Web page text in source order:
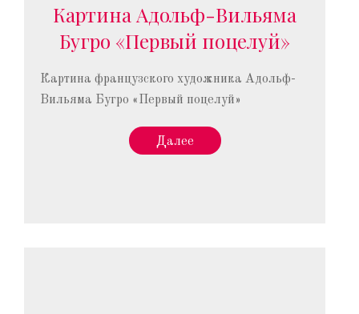
Картина Адольф-Вильяма
Бугро «Первый поцелуй»
Картина французского художника Адольф-
Вильяма Бугро «Первый поцелуй»
Далее